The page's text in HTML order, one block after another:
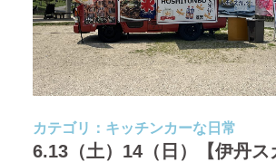
カテゴリ： キッチンカーな日常
6.13（土）14（日）【伊丹ス